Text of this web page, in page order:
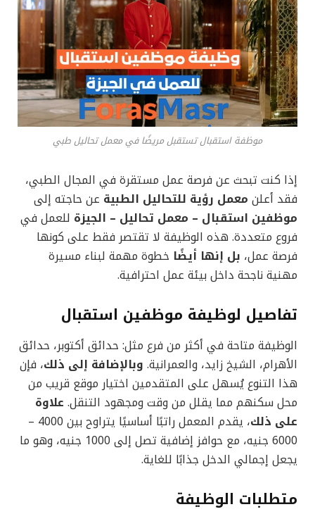
موظفة استقبال تستقبل مريضًا في معمل تحاليل طبي
إذا كنت تبحث عن فرصة عمل مستقرة في المجال الطبي،
فقد أعلن معمل رؤية للتحاليل الطبية عن حاجته إلى
موظفين استقبال – معمل تحاليل – الجيزة للعمل في
فروع متعددة. هذه الوظيفة لا تقتصر فقط على كونها
فرصة عمل، بل إنها أيضًا خطوة مهمة لبناء مسيرة
مهنية ناجحة داخل بيئة عمل احترافية.
تفاصيل لوظيفة موظفين استقبال
الوظيفة متاحة في أكثر من فرع مثل: حدائق أكتوبر، حدائق
الأهرام، الشيخ زايد، والعمرانية. وبالإضافة إلى ذلك، فإن
هذا التنوع يُسهل على المتقدمين اختيار موقع قريب من
محل سكنهم مما يقلل من وقت ومجهود التنقل. علاوة
على ذلك
، يقدم المعمل راتبًا أساسيًا يتراوح بين 4000 –
6000 جنيه، مع حوافز إضافية تصل إلى 1000 جنيه، وهو ما
يجعل إجمالي الدخل جذابًا للغاية.
متطلبات الوظيفة